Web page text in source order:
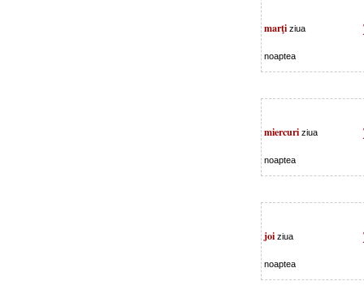
marţi ziua
noaptea
miercuri ziua
noaptea
joi ziua
noaptea